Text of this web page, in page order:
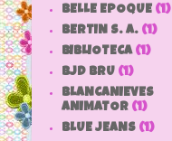
BELLE EPOQUE (1)
BERTIN S. A. (1)
BIBLIOTECA (1)
BJD BRU (1)
BLANCANIEVES
ANIMATOR (1)
BLUE JEANS (1)